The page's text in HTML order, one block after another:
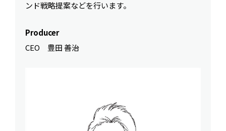
ンド戦略提案などを行います。
Producer
CEO 豊田 善治